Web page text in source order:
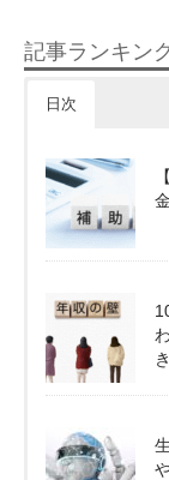
記事ランキン
日次